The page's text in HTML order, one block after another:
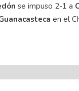
se impuso 2-1 a
en el